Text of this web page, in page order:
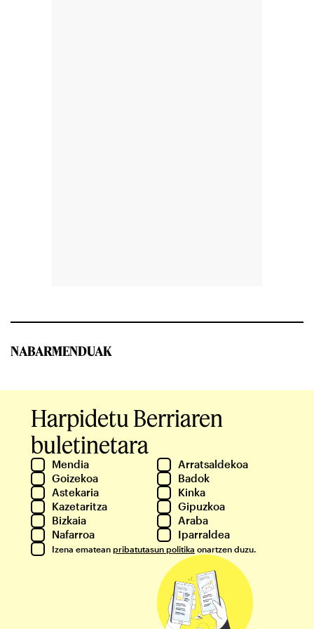
NABARMENDUAK
Harpidetu Berriaren
buletinetara
Mendia
Arratsaldekoa
Goizekoa
Badok
Astekaria
Kinka
Kazetaritza
Gipuzkoa
Bizkaia
Araba
Nafarroa
Iparraldea
Izena ematean pribatutasun politika onartzen duzu.